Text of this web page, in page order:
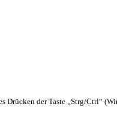
Drücken der Taste „Strg/Ctrl“